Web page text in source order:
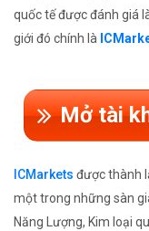
quốc tế được đánh giá
giới đó chính là
Mở tài
ICMarkets được thành
một trong những sàn
Năng Lượng, Kim loại